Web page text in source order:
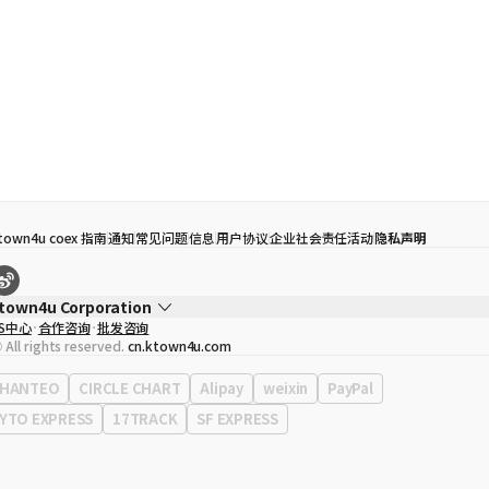
coex 指南通知常见问题信息用户协议企业社会责任活动隐私声明
Corporation
宋効珉
业执照 120-87-71116
地址 首尔特别市 江南区 岭东大路 513号 3楼 （三成洞， coex)
中心 合作咨询 批发咨询
rights reserved. cn.ktown4u.com
HANTEO CIRCLE CHART Alipay weixin
PayPal
YTO EXPRESS
17TRACK SF EXPRESS